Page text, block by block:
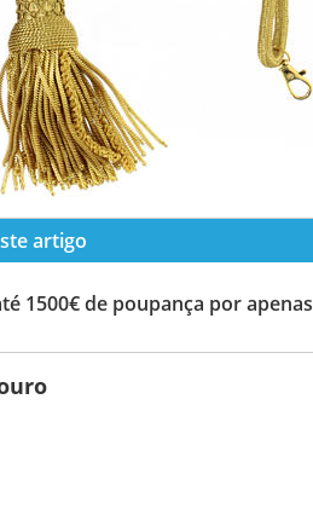
artigo
1500€ de poupança por apenas